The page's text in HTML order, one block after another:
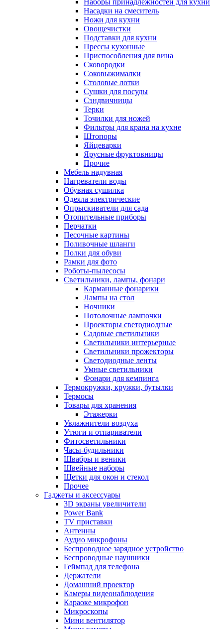
Наборы принадлежностей для кухни
Насадки на смеситель
Ножи для кухни
Овощечистки
Подставки для кухни
Прессы кухонные
Приспособления для вина
Сковородки
Соковыжималки
Столовые лотки
Сушки для посуды
Сэндвичницы
Терки
Точилки для ножей
Фильтры для крана на кухне
Штопоры
Яйцеварки
Ярусные фруктовницы
Прочие
Мебель надувная
Нагреватели воды
Обувная сушилка
Одеяла электрические
Опрыскиватели для сада
Отопительные приборы
Перчатки
Песочные картины
Поливочные шланги
Полки для обуви
Рамки для фото
Роботы-пылесосы
Светильники, лампы, фонари
Карманные фонарики
Лампы на стол
Ночники
Потолочные лампочки
Проекторы светодиодные
Садовые светильники
Светильники интерьерные
Светильники прожекторы
Светодиодные ленты
Умные светильники
Фонари для кемпинга
Термокружки, кружки, бутылки
Термосы
Товары для хранения
Этажерки
Увлажнители воздуха
Утюги и отпариватели
Фитосветильники
Часы-будильники
Швабры и веники
Швейные наборы
Щетки для окон и стекол
Прочее
Гаджеты и аксессуары
3D экраны увеличители
Power Bank
TV приставки
Антенны
Аудио микрофоны
Беспроводное зарядное устройство
Беспроводные наушники
Геймпад для телефона
Держатели
Домашний проектор
Камеры видеонаблюдения
Караоке микрофон
Микроскопы
Мини вентилятор